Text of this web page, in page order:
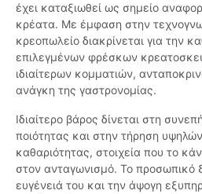
έχει καταξιωθεί ως σημείο
κρέατα. Με έμφαση στην
κρεοπωλείο διακρίνεται για την
επιλεγμένων φρέσκων
ιδιαίτερων κομματιών,
ανάγκη της γαστρονομίας.
Ιδιαίτερο βάρος δίνεται στη
ποιότητας και στην τήρηση
καθαριότητας, στοιχεία που το
στον ανταγωνισμό. Το προσωπικό
ευγένειά του και την άψογη